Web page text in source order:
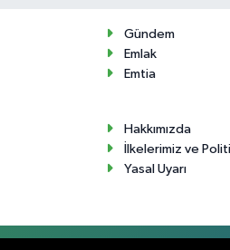
Gündem
Emlak
Emtia
Hakkımızda
İlkelerimiz ve
Yasal Uyarı